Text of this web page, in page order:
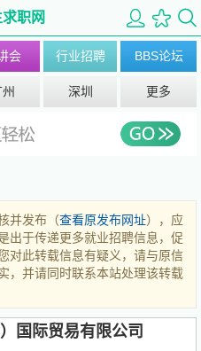
职网
会 行业招聘 BBS论坛
深圳 更多
并发布（查看原发布网址），应
出于传递更多就业招聘信息，促
对此转载信息有疑义，请与原信
，并请同时联系本站处理该转载
国际贸易有限公司